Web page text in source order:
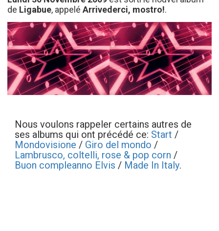
de Ligabue, appelé Arrivederci, mostro!.
Nous voulons rappeler certains autres de
ses albums qui ont précédé ce: Start /
Mondovisione / Giro del mondo /
Lambrusco, coltelli, rose & pop corn /
Buon compleanno Elvis / Made In Italy.